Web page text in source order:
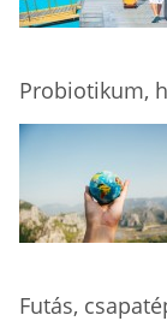
Probiotikum,
Futás,